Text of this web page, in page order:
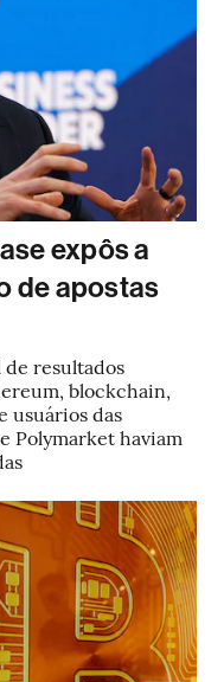
expôs a
de apostas
resultados
blockchain,
usuários das
Polymarket haviam